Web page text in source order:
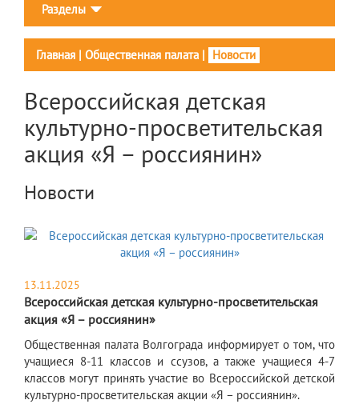
Разделы
Главная | Общественная палата | Новости
Всероссийская детская
культурно-просветительская
акция «Я – россиянин»
Новости
13.11.2025
Всероссийская детская культурно-просветительская
акция «Я – россиянин»
​Общественная палата Волгограда информирует о том, что
учащиеся 8-11 классов и ссузов, а также учащиеся 4-7
классов могут принять участие во Всероссийской детской
культурно-просветительская акции «Я – россиянин».